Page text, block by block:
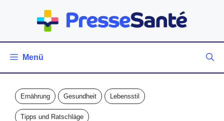
Menü
Ernährung Gesundheit Lebensstil
Tipps und Ratschläge